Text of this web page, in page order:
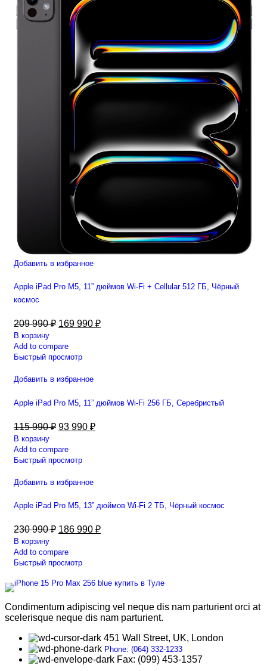
Добавить в избранное
Apple iPad Pro M5, 11” дюймов Wi-Fi + Cellular 512 ГБ, Чёрный
космос
209 990₽ 169 990 ₽
В корзину
Add to compare
Быстрый просмотр
Добавить в избранное
Apple iPad Pro M5, 11” дюймов Wi-Fi 256 ГБ, Серебристый
115 990₽ 93 990 ₽
В корзину
Add to compare
Быстрый просмотр
Добавить в избранное
Apple iPad Pro M5, 13” дюймов Wi-Fi 2 ТБ, Чёрный космос
230 990₽ 186 990 ₽
В корзину
Add to compare
Быстрый просмотр
Condimentum adipiscing vel neque dis nam parturient orci at
scelerisque neque dis nam parturient.
451 Wall Street, UK, London
Phone: (064) 332-1233
Fax: (099) 453-1357